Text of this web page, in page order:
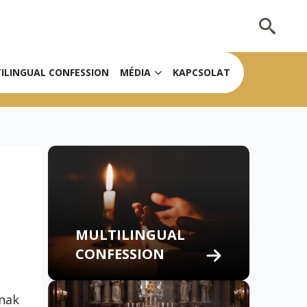
Search
CONFESSION MÉDIA KAPCSOLAT
MULTILINGUAL
CONFESSION